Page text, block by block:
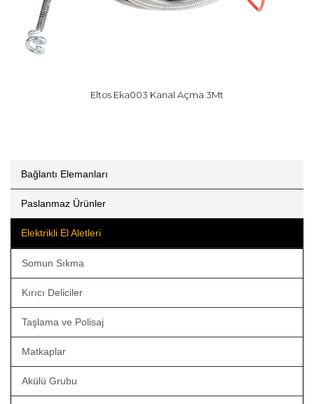
Eltos Eka003 Kanal Açma 3Mt
Bağlantı Elemanları
Paslanmaz Ürünler
Elektrikli El Aletleri
Somun Sıkma
Kırıcı Deliciler
Taşlama ve Polisaj
Matkaplar
Akülü Grubu